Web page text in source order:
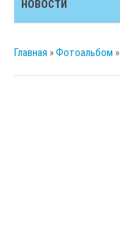
НОВОСТИ
Главная »Фотоальбом »